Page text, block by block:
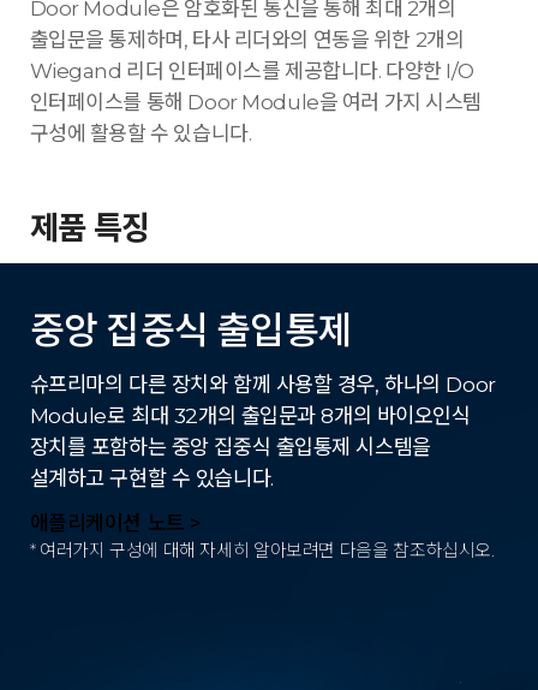
Door Module은 암호화된 통신을 통해 최대 2개의
출입문을 통제하며, 타사 리더와의 연동을 위한 2개의
Wiegand 리더 인터페이스를 제공합니다. 다양한 I/O
인터페이스를 통해 Door Module을 여러 가지 시스템
구성에 활용할 수 있습니다.
제품 특징
중앙 집중식 출입통제
슈프리마의 다른 장치와 함께 사용할 경우, 하나의 Door
Module로 최대 32개의 출입문과 8개의 바이오인식
장치를 포함하는 중앙 집중식 출입통제 시스템을
설계하고 구현할 수 있습니다.
애플리케이션 노트 >
* 여러가지 구성에 대해 자세히 알아보려면 다음을 참조하십시오.